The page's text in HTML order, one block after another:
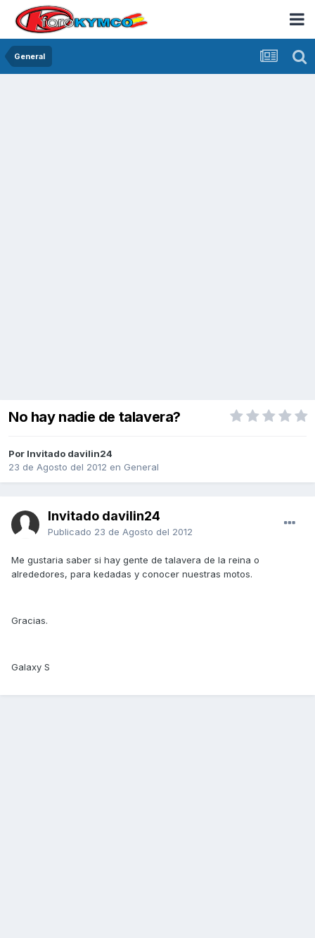
General
No hay nadie de talavera?
Por Invitado davilin24
23 de Agosto del 2012 en General
Invitado davilin24
Publicado 23 de Agosto del 2012
Me gustaria saber si hay gente de talavera de la reina o
alrededores, para kedadas y conocer nuestras motos.
Gracias.
Galaxy S